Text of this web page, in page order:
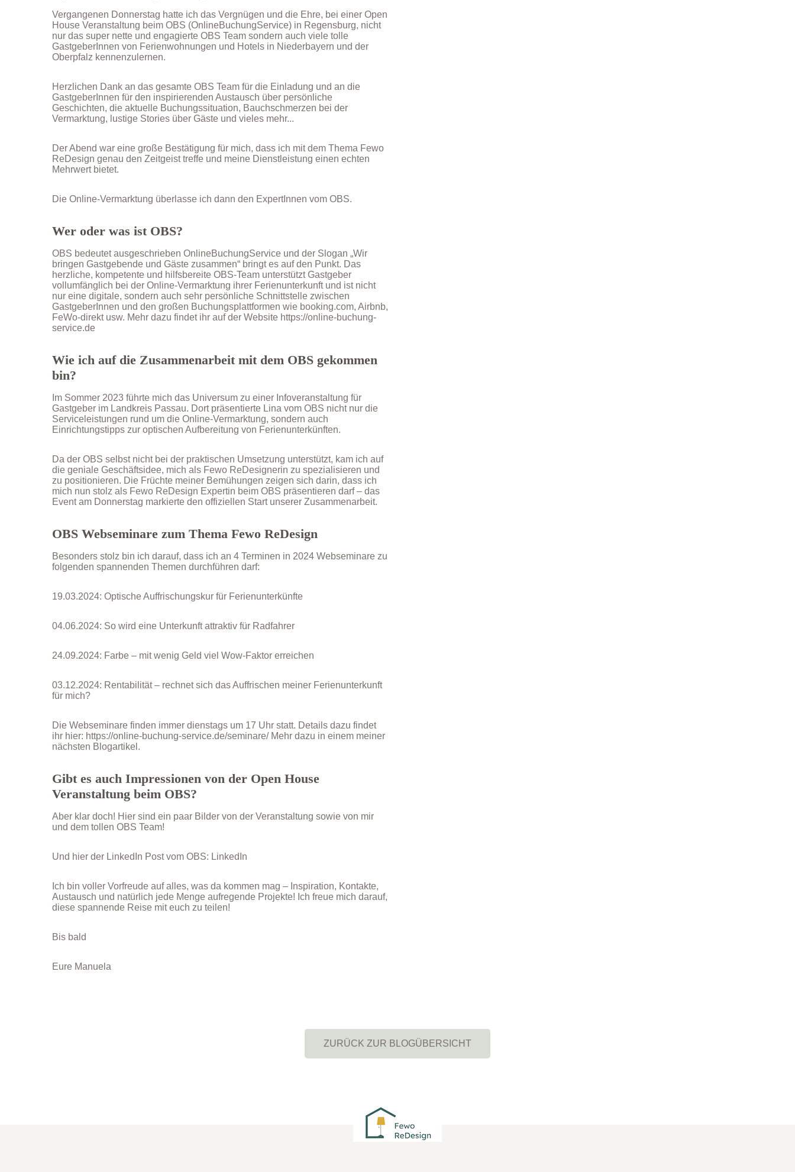
Vergangenen Donnerstag hatte ich das Vergnügen und die Ehre, bei einer Open
House Veranstaltung beim OBS (OnlineBuchungService) in Regensburg, nicht
nur das super nette und engagierte OBS Team sondern auch viele tolle
GastgeberInnen von Ferienwohnungen und Hotels in Niederbayern und der
Oberpfalz kennenzulernen.
Herzlichen Dank an das gesamte OBS Team für die Einladung und an die
GastgeberInnen für den inspirierenden Austausch über persönliche
Geschichten, die aktuelle Buchungssituation, Bauchschmerzen bei der
Vermarktung, lustige Stories über Gäste und vieles mehr...
Der Abend war eine große Bestätigung für mich, dass ich mit dem Thema Fewo
ReDesign genau den Zeitgeist treffe und meine Dienstleistung einen echten
Mehrwert bietet.
Die Online-Vermarktung überlasse ich dann den ExpertInnen vom OBS.
Wer oder was ist OBS?
OBS bedeutet ausgeschrieben OnlineBuchungService und der Slogan „Wir
bringen Gastgebende und Gäste zusammen“ bringt es auf den Punkt. Das
herzliche, kompetente und hilfsbereite OBS-Team unterstützt Gastgeber
vollumfänglich bei der Online-Vermarktung ihrer Ferienunterkunft und ist nicht
nur eine digitale, sondern auch sehr persönliche Schnittstelle zwischen
GastgeberInnen und den großen Buchungsplattformen wie booking.com, Airbnb,
FeWo-direkt usw. Mehr dazu findet ihr auf der Website https://online-buchung-
service.de
Wie ich auf die Zusammenarbeit mit dem OBS gekommen
bin?
Im Sommer 2023 führte mich das Universum zu einer Infoveranstaltung für
Gastgeber im Landkreis Passau. Dort präsentierte Lina vom OBS nicht nur die
Serviceleistungen rund um die Online-Vermarktung, sondern auch
Einrichtungstipps zur optischen Aufbereitung von Ferienunterkünften.
Da der OBS selbst nicht bei der praktischen Umsetzung unterstützt, kam ich auf
die geniale Geschäftsidee, mich als Fewo ReDesignerin zu spezialisieren und
zu positionieren. Die Früchte meiner Bemühungen zeigen sich darin, dass ich
mich nun stolz als Fewo ReDesign Expertin beim OBS präsentieren darf – das
Event am Donnerstag markierte den offiziellen Start unserer Zusammenarbeit.
OBS Webseminare zum Thema Fewo ReDesign
Besonders stolz bin ich darauf, dass ich an 4 Terminen in 2024 Webseminare zu
folgenden spannenden Themen durchführen darf:
19.03.2024: Optische Auffrischungskur für Ferienunterkünfte
04.06.2024: So wird eine Unterkunft attraktiv für Radfahrer
24.09.2024: Farbe – mit wenig Geld viel Wow-Faktor erreichen
03.12.2024: Rentabilität – rechnet sich das Auffrischen meiner Ferienunterkunft
für mich?
Die Webseminare finden immer dienstags um 17 Uhr statt. Details dazu findet
ihr hier: https://online-buchung-service.de/seminare/Mehr dazu in einem meiner
nächsten Blogartikel.
Gibt es auch Impressionen von der Open House
Veranstaltung beim OBS?
Aber klar doch! Hier sind ein paar Bilder von der Veranstaltung sowie von mir
und dem tollen OBS Team!
Und hier der LinkedIn Post vom OBS: LinkedIn
Ich bin voller Vorfreude auf alles, was da kommen mag – Inspiration, Kontakte,
Austausch und natürlich jede Menge aufregende Projekte! Ich freue mich darauf,
diese spannende Reise mit euch zu teilen!
Bis bald
Eure Manuela
ZURÜCK ZUR BLOGÜBERSICHT